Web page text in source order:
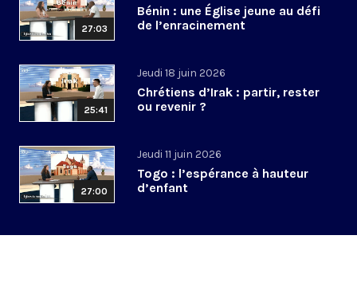
27:03
Bénin : une Église jeune au défi
de l’enracinement
25:41
Jeudi 18 juin 2026
Chrétiens d’Irak : partir, rester
ou revenir ?
27:00
Jeudi 11 juin 2026
Togo : l’espérance à hauteur
d’enfant